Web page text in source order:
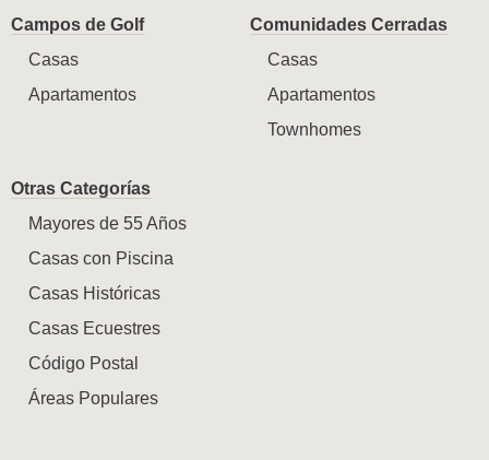
Campos de Golf
Casas
Apartamentos
Comunidades Cerradas
Casas
Apartamentos
Townhomes
Otras Categorías
Mayores de 55 Años
Casas con Piscina
Casas Históricas
Casas Ecuestres
Código Postal
Áreas Populares